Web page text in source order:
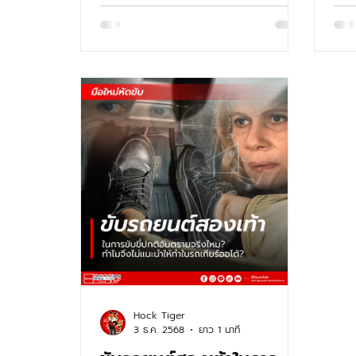
Hock Tiger
3 ธ.ค. 2568
ยาว 1 นาที